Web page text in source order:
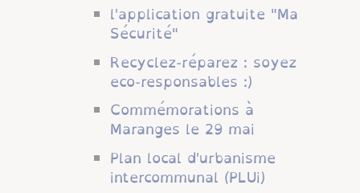
l'application gratuite "Ma
Sécurité"
Recyclez-réparez : soyez
eco-responsables :)
Commémorations à
Maranges le 29 mai
Plan local d'urbanisme
intercommunal (PLUi)